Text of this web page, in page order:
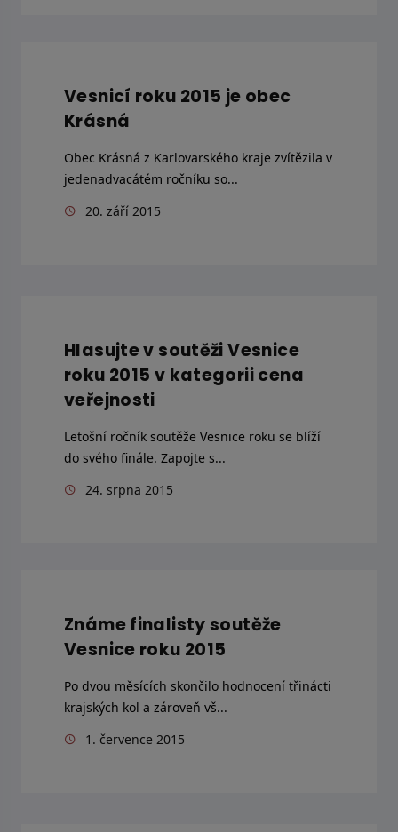
Vesnicí roku 2015 je obec
Krásná
Obec Krásná z Karlovarského kraje zvítězila v
jedenadvacátém ročníku so...
20. září 2015
Hlasujte v soutěži Vesnice
roku 2015 v kategorii cena
veřejnosti
Letošní ročník soutěže Vesnice roku se blíží
do svého finále. Zapojte s...
24. srpna 2015
Známe finalisty soutěže
Vesnice roku 2015
Po dvou měsících skončilo hodnocení třinácti
krajských kol a zároveň vš...
1. července 2015